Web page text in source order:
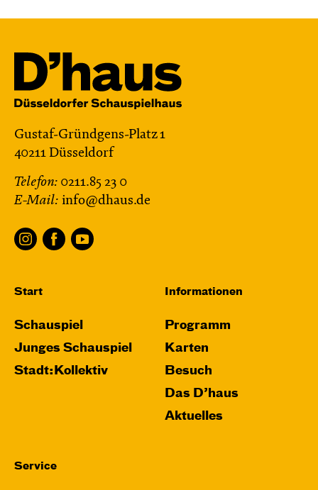
Gustaf-Gründgens-Platz 1
40211 Düsseldorf
Telefon: 0211.85 23 0
E-Mail: info@dhaus.de
Start
Schauspiel
Junges Schauspiel
Stadt:Kollektiv
Informationen
Programm
Karten
Besuch
Das D’haus
Aktuelles
Service